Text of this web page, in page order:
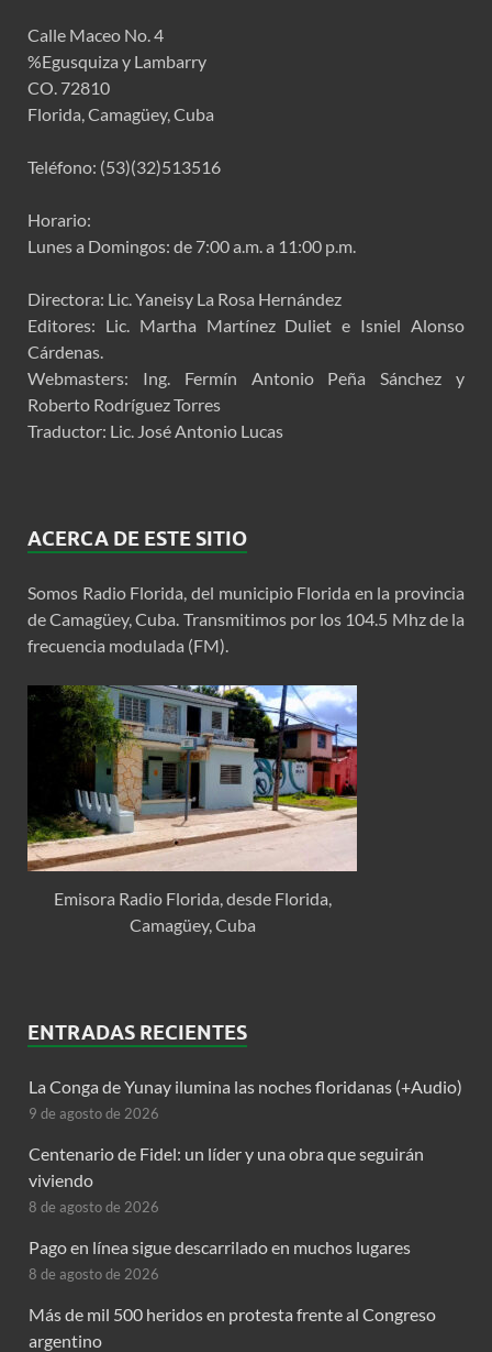
Calle Maceo No. 4
%Egusquiza y Lambarry
CO. 72810
Florida, Camagüey, Cuba
Teléfono: (53)(32)513516
Horario:
Lunes a Domingos: de 7:00 a.m. a 11:00 p.m.
Directora: Lic. Yaneisy La Rosa Hernández
Editores: Lic. Martha Martínez Duliet e Isniel Alonso
Cárdenas.
Webmasters: Ing. Fermín Antonio Peña Sánchez y
Roberto Rodríguez Torres
Traductor: Lic. José Antonio Lucas
ACERCA DE ESTE SITIO
Somos Radio Florida, del municipio Florida en la provincia
de Camagüey, Cuba. Transmitimos por los 104.5 Mhz de la
frecuencia modulada (FM).
Emisora Radio Florida, desde Florida,
Camagüey, Cuba
ENTRADAS RECIENTES
La Conga de Yunay ilumina las noches floridanas (+Audio)
9 de agosto de 2026
Centenario de Fidel: un líder y una obra que seguirán
viviendo
8 de agosto de 2026
Pago en línea sigue descarrilado en muchos lugares
8 de agosto de 2026
Más de mil 500 heridos en protesta frente al Congreso
argentino